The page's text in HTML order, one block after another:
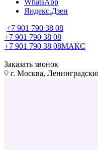
WhatsApp
Яндекс.Дзен
+7 901 790 38 08
+7 901 790 38 08
+7 901 790 38 08МАКС
Заказать звонок
г. Москва,